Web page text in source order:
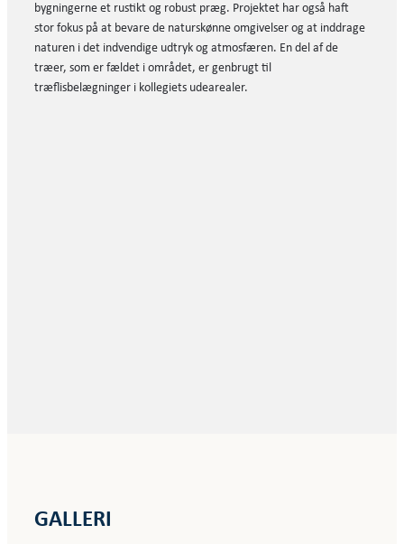
bygningerne et rustikt og robust præg. Projektet har også haft
stor fokus på at bevare de naturskønne omgivelser og at inddrage
naturen i det indvendige udtryk og atmosfæren. En del af de
træer, som er fældet i området, er genbrugt til
træflisbelægninger i kollegiets udearealer.
GALLERI